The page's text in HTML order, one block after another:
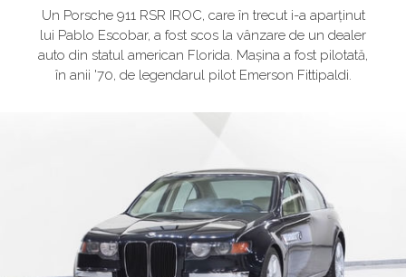
Un Porsche 911 RSR IROC, care în trecut i-a aparținut
lui Pablo Escobar, a fost scos la vânzare de un dealer
auto din statul american Florida. Mașina a fost pilotată,
în anii '70, de legendarul pilot Emerson Fittipaldi.